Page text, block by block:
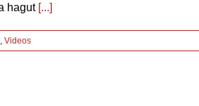
hagut [...]
, Videos